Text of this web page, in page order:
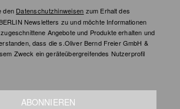
den Datenschutzhinweisen zum Erhalt des
Newsletters zu und möchte Informationen
Angebote und Produkte erhalten und
dass die s.Oliver Bernd Freier GmbH &
Zweck ein geräteübergreifendes Nutzerprofil
ABONNIEREN